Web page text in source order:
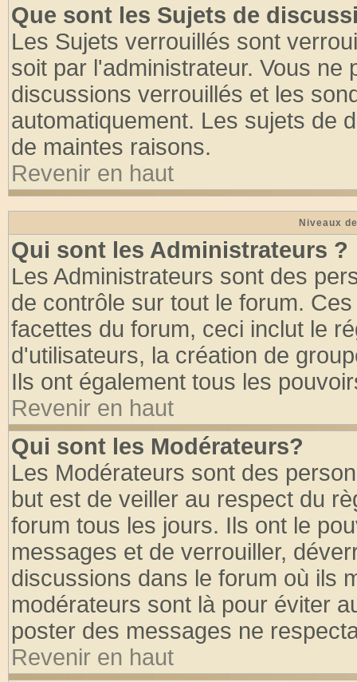
Que sont les Sujets de
Les Sujets verrouillés sont
soit par l'administrateur. Vous
discussions verrouillés et les
automatiquement. Les sujets de
de maintes raisons.
Revenir en haut
Niveaux
Qui sont les Administrateurs ?
Les Administrateurs sont des
de contrôle sur tout le forum.
facettes du forum, ceci inclut le
d'utilisateurs, la création de
Ils ont également tous les
Revenir en haut
Qui sont les Modérateurs?
Les Modérateurs sont des
but est de veiller au respect du
forum tous les jours. Ils ont le
messages et de verrouiller,
discussions dans le forum où ils
modérateurs sont là pour éviter
poster des messages ne
Revenir en haut